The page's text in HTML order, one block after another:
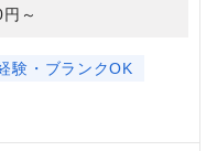
～
験・ブランクOK